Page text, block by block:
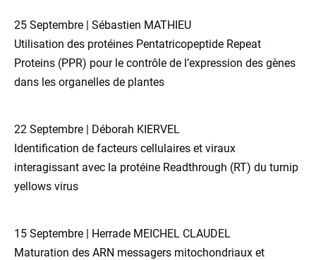
25 Septembre | Sébastien MATHIEU
Utilisation des protéines Pentatricopeptide Repeat
Proteins (PPR) pour le contrôle de l’expression des gènes
dans les organelles de plantes
22 Septembre | Déborah KIERVEL
Identification de facteurs cellulaires et viraux
interagissant avec la protéine Readthrough (RT) du turnip
yellows virus
15 Septembre | Herrade MEICHEL CLAUDEL
Maturation des ARN messagers mitochondriaux et